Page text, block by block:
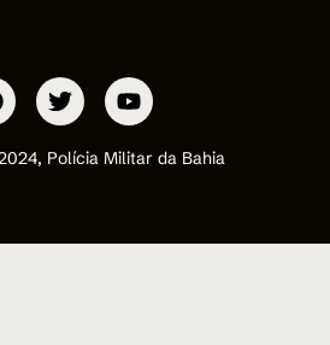
Polícia Militar da Bahia